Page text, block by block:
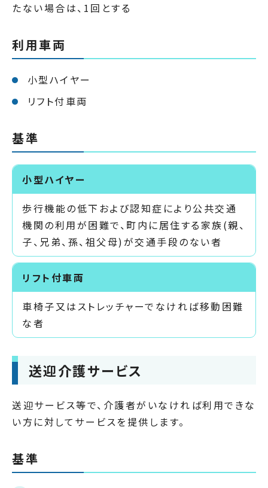
たない場合は、1回とする
利用車両
小型ハイヤー
リフト付車両
基準
小型ハイヤー
歩行機能の低下および認知症により公共交通
機関の利用が困難で、町内に居住する家族(親、
子、兄弟、孫、祖父母)が交通手段のない者
リフト付車両
車椅子又はストレッチャーでなければ移動困難
な者
送迎介護サービス
送迎サービス等で、介護者がいなければ利用できな
い方に対してサービスを提供します。
基準